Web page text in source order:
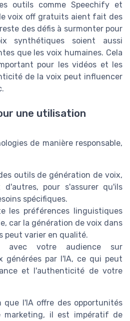
outils comme Speechify et
voix off gratuits aient fait des
des défis à surmonter pour
synthétiques soient aussi
que les voix humaines. Cela
pour les vidéos et les
de la voix peut influencer
une utilisation
de manière responsable,
outils de génération de voix,
d'autres, pour s'assurer qu'ils
spécifiques.
les préférences linguistiques
car la génération de voix dans
peut varier en qualité.
avec votre audience sur
générées par l'IA, ce qui peut
et l'authenticité de votre
que l'IA offre des opportunités
marketing, il est impératif de